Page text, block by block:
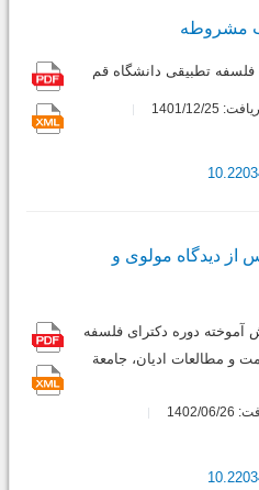
مشروطه
فلسفه تطبیقی دانشگاه قم
1401/12/25
از دیدگاه مولوی و
آموخته دوره دکترای فلسفه
و مطالعات ادیان، جامعة
06/26